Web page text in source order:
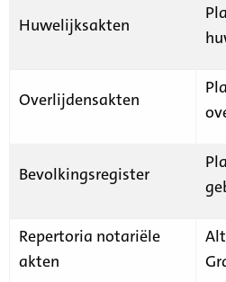
Huwelijksakten
Overlijdensakten
Bevolkingsregister
Repertoria notariële
akten